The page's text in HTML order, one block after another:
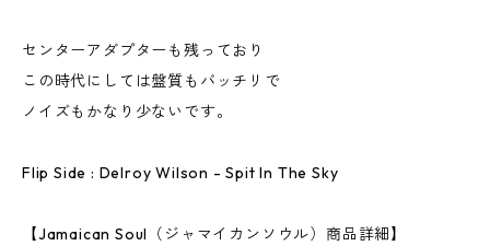
センターアダプターも残っており
この時代にしては盤質もバッチリで
ノイズもかなり少ないです。
Flip Side : Delroy Wilson - Spit In The Sky
【Jamaican Soul（ジャマイカンソウル）商品詳細】